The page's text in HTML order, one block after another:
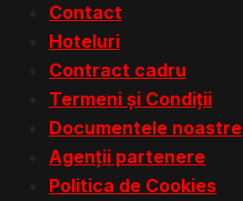
Contact
Hoteluri
Contract cadru
Termeni și Condiții
Documentele noastre
Agenții partenere
Politica de Cookies